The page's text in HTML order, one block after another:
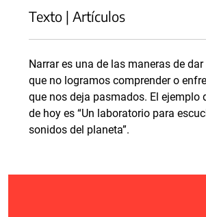
Texto | Artículos
Narrar es una de las maneras de
que no logramos comprender o
que nos deja pasmados. El ejemplo
de hoy es “Un laboratorio para
sonidos del planeta”.